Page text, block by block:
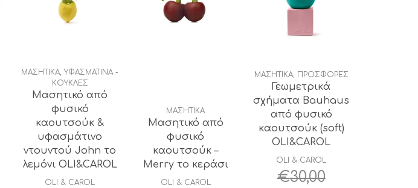
ΜΑΣΗΤΙΚΑ,ΥΦΑΣΜΑΤΙΝΑ -
ΚΟΥΚΛΕΣ
Μασητικό από
φυσικό
καουτσούκ &
υφασμάτινο
ντουντού John το
λεμόνι OLI&CAROL
OLI & CAROL
ΜΑΣΗΤΙΚΑ
Μασητικό από
φυσικό
καουτσούκ –
Merry το κεράσι
OLI & CAROL
ΜΑΣΗΤΙΚΑ, ΠΡΟΣΦΟΡΕΣ
Γεωμετρικά
σχήματα Bauhaus
από φυσικό
καουτσούκ (soft)
OLI&CAROL
OLI & CAROL
€30,00